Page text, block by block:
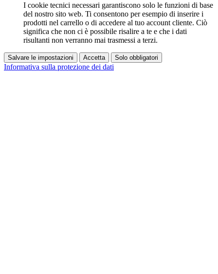
I cookie tecnici necessari garantiscono solo le funzioni di base
del nostro sito web. Ti consentono per esempio di inserire i
prodotti nel carrello o di accedere al tuo account cliente. Ciò
significa che non ci è possibile risalire a te e che i dati
risultanti non verranno mai trasmessi a terzi.
Salvare le impostazioni Accetta Solo obbligatori
Informativa sulla protezione dei dati